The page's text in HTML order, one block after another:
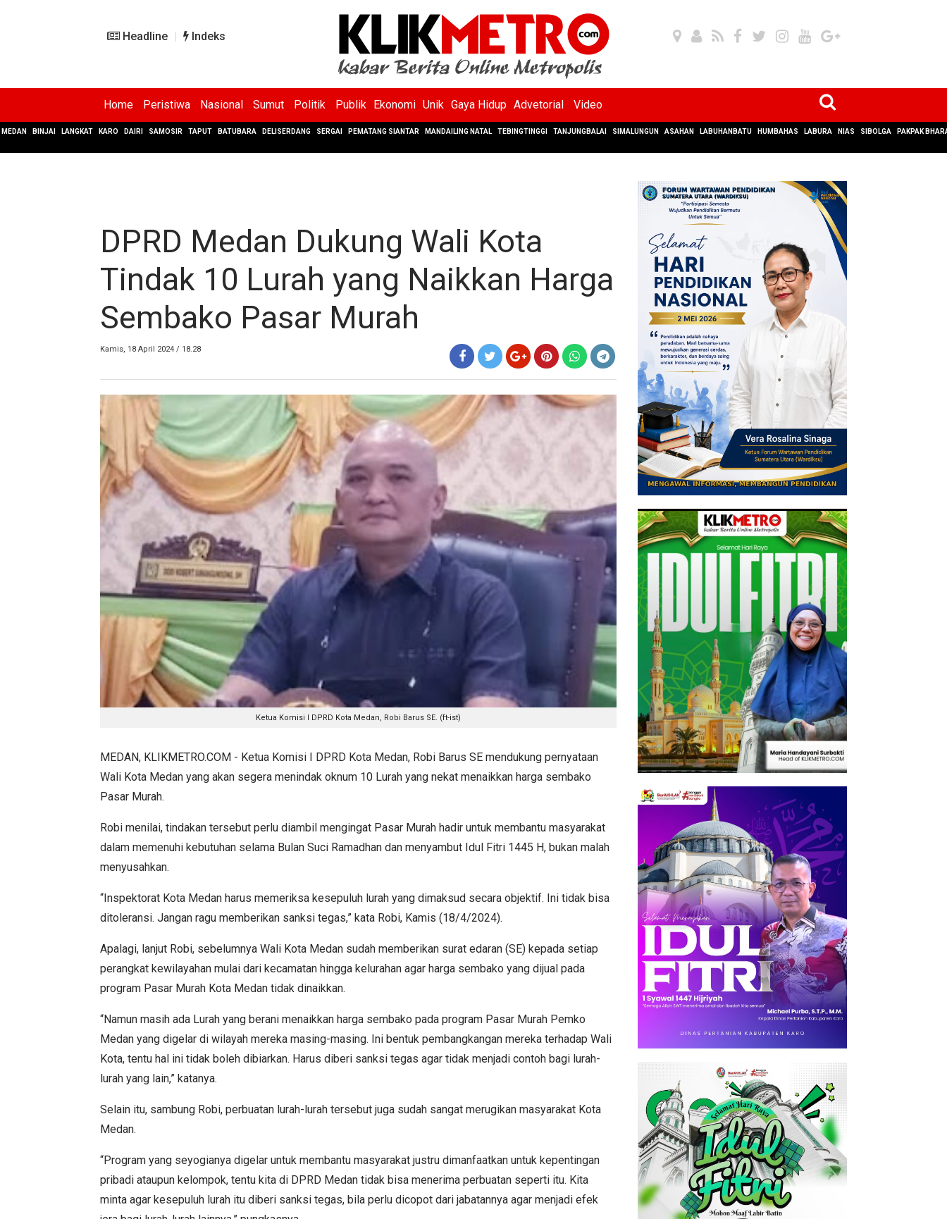
Headline Indeks
Home Peristiwa Nasional Sumut Politik Publik Ekonomi Unik Gaya Hidup Advetorial Video
MEDAN BINJAI LANGKAT KARO DAIRI SAMOSIR TAPUT BATUBARA DELISERDANG SERGAI PEMATANG SIANTAR MANDAILING NATAL TEBINGTINGGI TANJUNGBALAI SIMALUNGUN ASAHAN LABUHANBATU HUMBAHAS LABURA NIAS SIBOLGA PAKPAK
DPRD Medan Dukung Wali Kota
Tindak 10 Lurah yang Naikkan Harga
Sembako Pasar Murah
Kamis, 18 April 2024 / 18.28
Ketua Komisi I DPRD Kota Medan, Robi Barus SE. (ft-ist)
MEDAN, KLIKMETRO.COM - Ketua Komisi I DPRD Kota Medan, Robi Barus SE mendukung pernyataan
Wali Kota Medan yang akan segera menindak oknum 10 Lurah yang nekat menaikkan harga sembako
Pasar Murah.
Robi menilai, tindakan tersebut perlu diambil mengingat Pasar Murah hadir untuk membantu masyarakat
dalam memenuhi kebutuhan selama Bulan Suci Ramadhan dan menyambut Idul Fitri 1445 H, bukan malah
menyusahkan.
“Inspektorat Kota Medan harus memeriksa kesepuluh lurah yang dimaksud secara objektif. Ini tidak bisa
ditoleransi. Jangan ragu memberikan sanksi tegas,” kata Robi, Kamis (18/4/2024).
Apalagi, lanjut Robi, sebelumnya Wali Kota Medan sudah memberikan surat edaran (SE) kepada setiap
perangkat kewilayahan mulai dari kecamatan hingga kelurahan agar harga sembako yang dijual pada
program Pasar Murah Kota Medan tidak dinaikkan.
“Namun masih ada Lurah yang berani menaikkan harga sembako pada program Pasar Murah Pemko
Medan yang digelar di wilayah mereka masing-masing. Ini bentuk pembangkangan mereka terhadap Wali
Kota, tentu hal ini tidak boleh dibiarkan. Harus diberi sanksi tegas agar tidak menjadi contoh bagi lurah-
lurah yang lain,” katanya.
Selain itu, sambung Robi, perbuatan lurah-lurah tersebut juga sudah sangat merugikan masyarakat Kota
Medan.
“Program yang seyogianya digelar untuk membantu masyarakat justru dimanfaatkan untuk kepentingan
pribadi ataupun kelompok, tentu kita di DPRD Medan tidak bisa menerima perbuatan seperti itu. Kita
minta agar kesepuluh lurah itu diberi sanksi tegas, bila perlu dicopot dari jabatannya agar menjadi efek